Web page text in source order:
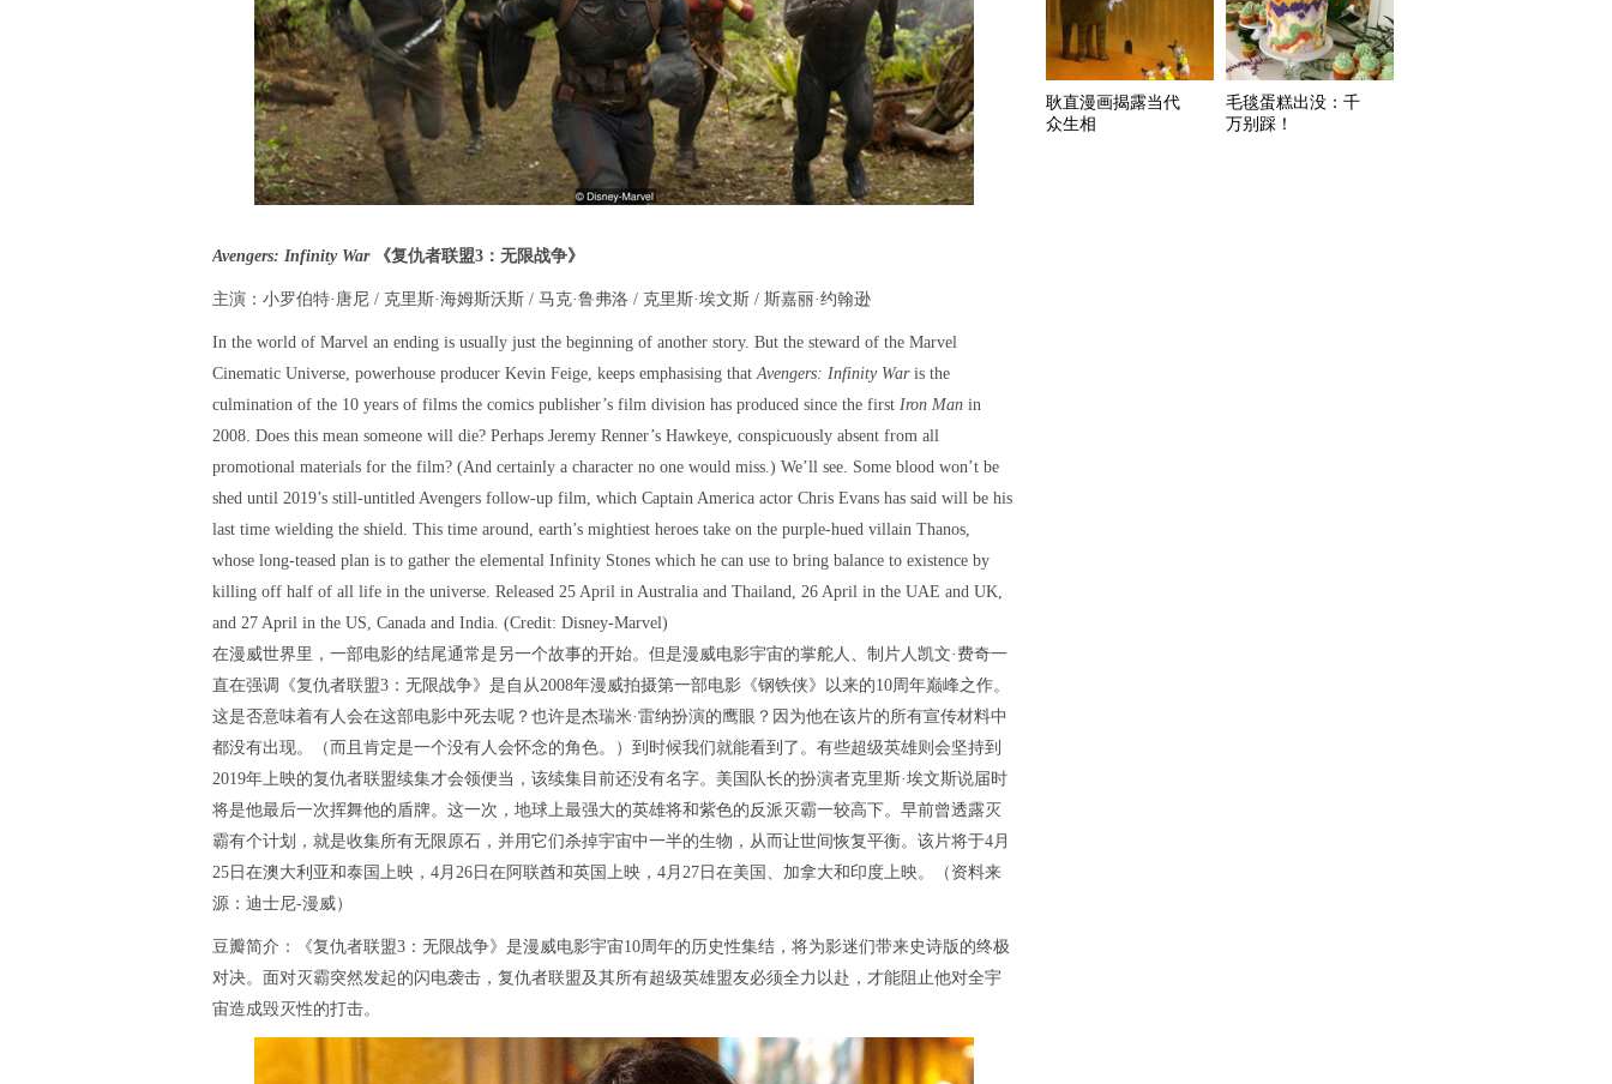
Avengers: Infinity War《复仇者联盟3：无限战争》
主演：小罗伯特·唐尼 / 克里斯·海姆斯沃斯 / 马克·鲁弗洛 / 克里斯·埃文斯 / 斯嘉丽·约翰逊
In the world of Marvel an ending is usually just the beginning of another story. But the steward of the Marvel
Cinematic Universe, powerhouse producer Kevin Feige, keeps emphasising thatAvengers: Infinity Waris the
culmination of the 10 years of films the comics publisher’s film division has produced since the first Iron Man in
2008. Does this mean someone will die? Perhaps Jeremy Renner’s Hawkeye, conspicuously absent from all
promotional materials for the film? (And certainly a character no one would miss.) We’ll see. Some blood won’t be
shed until 2019’s still-untitled Avengers follow-up film, which Captain America actor Chris Evans has said will be his
last time wielding the shield. This time around, earth’s mightiest heroes take on the purple-hued villain Thanos,
whose long-teased plan is to gather the elemental Infinity Stones which he can use to bring balance to existence by
killing off half of all life in the universe. Released 25 April in Australia and Thailand, 26 April in the UAE and UK,
and 27 April in the US, Canada and India. (Credit: Disney-Marvel)
在漫威世界里，一部电影的结尾通常是另一个故事的开始。但是漫威电影宇宙的掌舵人、制片人凯文·费奇一
直在强调《复仇者联盟3：无限战争》是自从2008年漫威拍摄第一部电影《钢铁侠》以来的10周年巅峰之作。
这是否意味着有人会在这部电影中死去呢？也许是杰瑞米·雷纳扮演的鹰眼？因为他在该片的所有宣传材料中
都没有出现。（而且肯定是一个没有人会怀念的角色。）到时候我们就能看到了。有些超级英雄则会坚持到
2019年上映的复仇者联盟续集才会领便当，该续集目前还没有名字。美国队长的扮演者克里斯·埃文斯说届时
将是他最后一次挥舞他的盾牌。这一次，地球上最强大的英雄将和紫色的反派灭霸一较高下。早前曾透露灭
霸有个计划，就是收集所有无限原石，并用它们杀掉宇宙中一半的生物，从而让世间恢复平衡。该片将于4月
25日在澳大利亚和泰国上映，4月26日在阿联酋和英国上映，4月27日在美国、加拿大和印度上映。（资料来
源：迪士尼-漫威）
豆瓣简介：《复仇者联盟3：无限战争》是漫威电影宇宙10周年的历史性集结，将为影迷们带来史诗版的终极
对决。面对灭霸突然发起的闪电袭击，复仇者联盟及其所有超级英雄盟友必须全力以赴，才能阻止他对全宇
宙造成毁灭性的打击。
耿直漫画揭露当代
众生相
毛毯蛋糕出没：千
万别踩！